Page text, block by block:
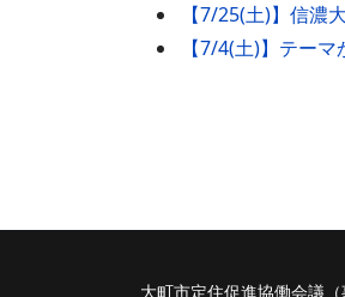
【7/25(土)】信
【7/4(土)】テー
大町市定住促進協働会議